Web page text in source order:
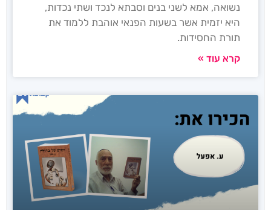
נשואה, אמא לשני בנים וסבתא לנכד ושתי נכדות,
היא יזמית אשר בשעות הפנאי אוהבת ללמוד את
תורת החסידות.
קרא עוד »